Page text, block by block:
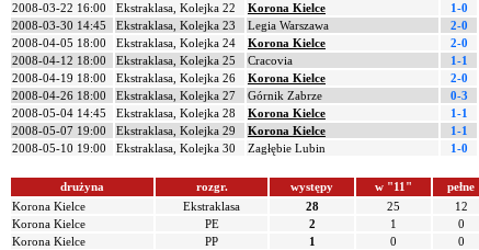
2008-03-22 16:00
Ekstraklasa, Kolejka 22 Korona Kielce 1-0
2008-03-30 14:45
Ekstraklasa, Kolejka 23 Legia Warszawa 2-0
2008-04-05 18:00
Ekstraklasa, Kolejka 24 Korona Kielce 2-0
2008-04-12 18:00
Ekstraklasa, Kolejka 25 Cracovia 1-1
2008-04-19 18:00
Ekstraklasa, Kolejka 26 Korona Kielce 2-0
2008-04-26 18:00
Ekstraklasa, Kolejka 27 Górnik Zabrze 0-3
2008-05-04 14:45
Ekstraklasa, Kolejka 28 Korona Kielce 1-1
2008-05-07 19:00
Ekstraklasa, Kolejka 29 Korona Kielce 1-1
2008-05-10 19:00
Ekstraklasa, Kolejka 30 Zagłębie Lubin 1-0
drużyna rozgr. występy w "11" pełne
Korona Kielce
Ekstraklasa 28 25 12
Korona Kielce
PE 2 1 0
Korona Kielce
PP 1 0 0